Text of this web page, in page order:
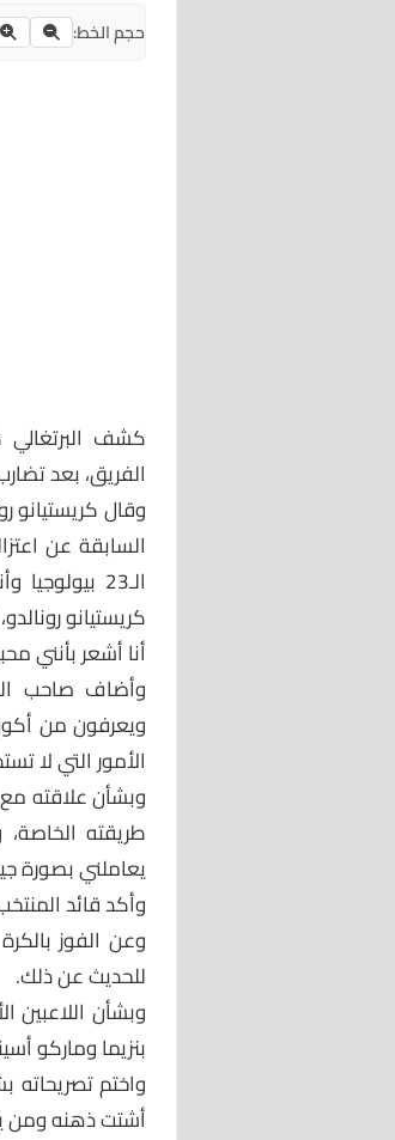
حجم الخط:
كشف البرتغالي
الفريق، بعد
وقال كريستيانو
الـ23
كريستيانو
أنا أشعر بأنني
ويعرفون من
الأمور التي لا
وبشأن علاقته مع
طريقته
يعاملني بصورة
وأكد قائد
وعن الفوز
للحديث عن ذلك.
وبشأن اللاعبين
بنزيما وماركو
واختم تصريحاته
أشتت ذهنه ومن